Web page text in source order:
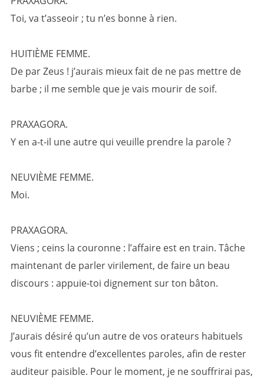
Toi, va t’asseoir ; tu n’es bonne à rien.
HUITIÈME FEMME.
De par Zeus ! j’aurais mieux fait de ne pas mettre de
barbe ; il me semble que je vais mourir de soif.
PRAXAGORA.
Y en a-t-il une autre qui veuille prendre la parole ?
NEUVIÈME FEMME.
Moi.
PRAXAGORA.
Viens ; ceins la couronne : l’affaire est en train. Tâche
maintenant de parler virilement, de faire un beau
discours : appuie-toi dignement sur ton bâton.
NEUVIÈME FEMME.
J’aurais désiré qu’un autre de vos orateurs habituels
vous fit entendre d’excellentes paroles, afin de rester
auditeur paisible. Pour le moment, je ne souffrirai pas,